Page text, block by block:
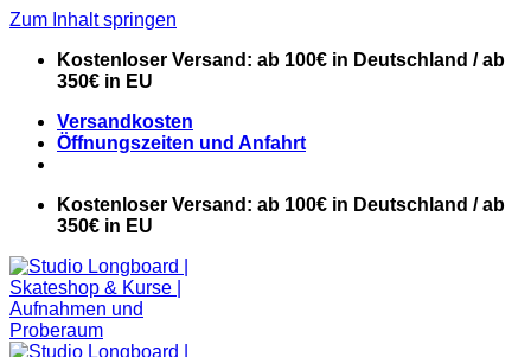
Zum Inhalt springen
Kostenloser Versand: ab 100€ in Deutschland / ab
350€ in EU
Versandkosten
Öffnungszeiten und Anfahrt
Kostenloser Versand: ab 100€ in Deutschland / ab
350€ in EU